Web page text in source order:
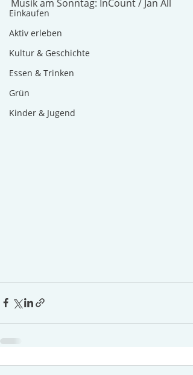
Einkaufen
Aktiv erleben
Kultur & Geschichte
Essen & Trinken
Grün
Kinder & Jugend
Musik am Sonntag: InCount / Jan All